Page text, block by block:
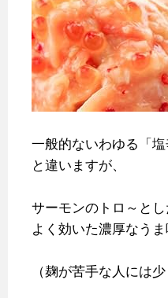
一般的ないわゆる「
と違いますが、
サーモンのトロ～と
よく効いた濃厚なうま
（麹が苦手な人には